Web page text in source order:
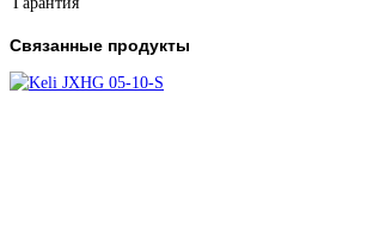
Связанные продукты